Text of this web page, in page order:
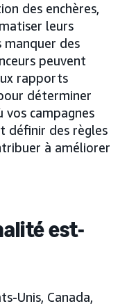
des enchères,
leurs
manquer des
peuvent
rapports
déterminer
vos campagnes
définir des règles
à améliorer
est-
Unis, Canada,